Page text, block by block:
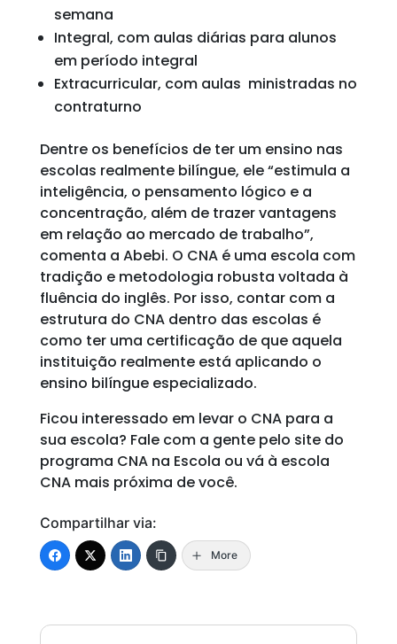
semana
Integral, com aulas diárias para alunos
em período integral
Extracurricular, com aulas ministradas no
contraturno
Dentre os benefícios de ter um ensino nas
escolas realmente bilíngue, ele “estimula a
inteligência, o pensamento lógico e a
concentração, além de trazer vantagens
em relação ao mercado de trabalho”,
comenta a Abebi. O CNA é uma escola com
tradição e metodologia robusta voltada à
fluência do inglês. Por isso, contar com a
estrutura do CNA dentro das escolas é
como ter uma certificação de que aquela
instituição realmente está aplicando o
ensino bilíngue especializado.
Ficou interessado em levar o CNA para a
sua escola? Fale com a gente pelo site do
programa CNA na Escola ou vá à escola
CNA mais próxima de você.
Compartilhar via:
More